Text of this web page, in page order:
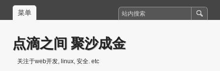
菜单
点滴之间 聚沙成金
关注于web开发, linux, 安全. etc